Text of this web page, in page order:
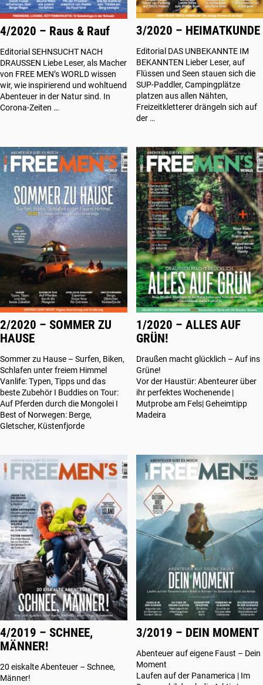
4/2020 – Raus & Rauf
Editorial SEHNSUCHT NACH
DRAUSSEN Liebe Leser, als Macher
von FREE MEN’s WORLD wissen
wir, wie inspirierend und wohltuend
Abenteuer in der Natur sind. In
Corona-Zeiten …
3/2020 – HEIMATKUNDE
Editorial DAS UNBEKANNTE IM
BEKANNTEN Lieber Leser, auf
Flüssen und Seen stauen sich die
SUP-Paddler, Campingplätze
platzen aus allen Nähten,
Freizeitkletterer drängeln sich auf
der …
2/2020 – SOMMER ZU
HAUSE
Sommer zu Hause – Surfen, Biken,
Schlafen unter freiem Himmel
Vanlife: Typen, Tipps und das
beste Zubehör I Buddies on Tour:
Auf Pferden durch die Mongolei I
Best of Norwegen: Berge,
Gletscher, Küstenfjorde
1/2020 – ALLES AUF
GRÜN!
Draußen macht glücklich – Auf ins
Grüne!
Vor der Haustür: Abenteurer über
ihr perfektes Wochenende |
Mutprobe am Fels| Geheimtipp
Madeira
4/2019 – SCHNEE,
MÄNNER!
20 eiskalte Abenteuer – Schnee,
Männer!
3/2019 – DEIN MOMENT
Abenteuer auf eigene Faust – Dein
Moment
Laufen auf der Panamerica | Im